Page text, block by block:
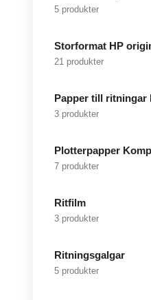
5 produkter
Storformat HP
21 produkter
Papper till ritningar
3 produkter
Plotterpapper
7 produkter
Ritfilm
3 produkter
Ritningsgalgar
5 produkter